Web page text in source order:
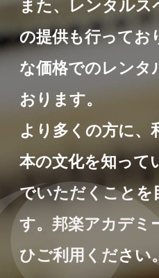
また、レンタル
の提供も行ってお
な価格でのレンタ
おります。
より多くの方に、
本の文化を知って
でいただくことを
す。邦楽アカデミ
ひご利用ください。